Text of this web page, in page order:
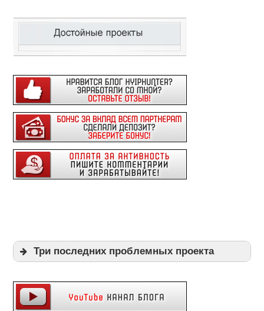
Три последних проблемных проекта
Playpayouts
Cfgliberty